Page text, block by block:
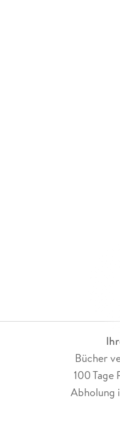
Bücher
100 Tage
Abholung